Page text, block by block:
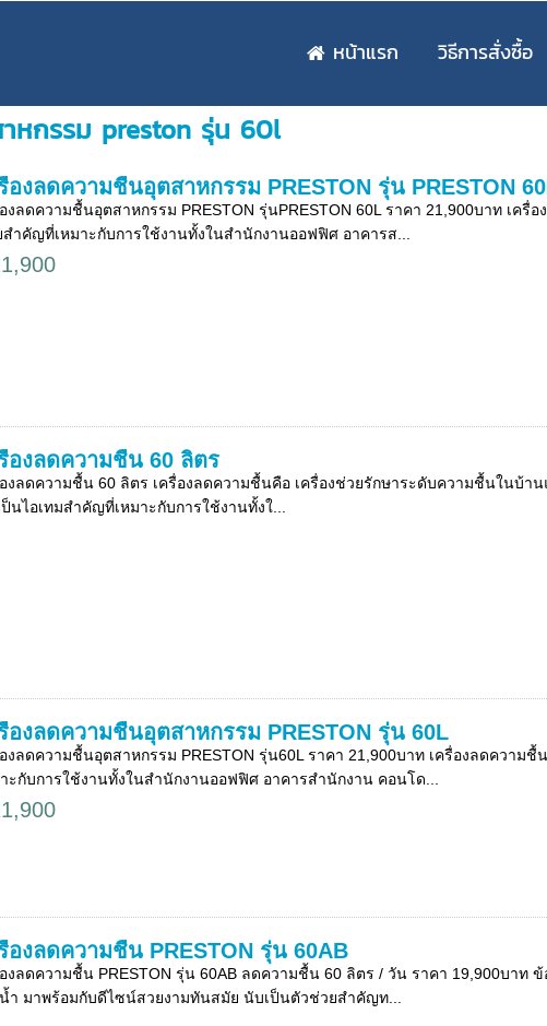
หน้าแรก วิธีการสั่งซื้อ
หกรรม preston รุ่น 60l
องลดความชื้นอุตสาหกรรม PRESTON รุ่น PRESTON
งลดความชื้นอุตสาหกรรม PRESTON รุ่นPRESTON 60L ราคา 21,900บาท เครื่
สำคัญที่เหมาะกับการใช้งานทั้งในสำนักงานออฟฟิศ อาคารส...
องลดความชื้น 60 ลิตร
องลดความชื้น 60 ลิตร เครื่องลดความชื้นคือ เครื่องช่วยรักษาระดับความชื้นในบ้
นไอเทมสำคัญที่เหมาะกับการใช้งานทั้งใ...
องลดความชื้นอุตสาหกรรม PRESTON รุ่น 60L
งลดความชื้นอุตสาหกรรม PRESTON รุ่น60L ราคา 21,900บาท เครื่องลดความ
าะกับการใช้งานทั้งในสำนักงานออฟฟิศ อาคารสำนักงาน คอนโด...
องลดความชื้น PRESTON รุ่น 60AB
องลดความชื้น PRESTON รุ่น 60AB ลดความชื้น 60 ลิตร / วัน ราคา 19,900บาท
น้ำ มาพร้อมกับดีไซน์สวยงามทันสมัย นับเป็นตัวช่วยสำคัญท...